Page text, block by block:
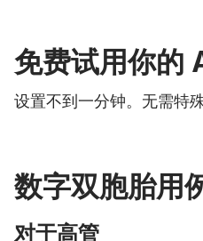
免费试用你的
设置不到一分钟。无需特殊
数字双胞胎用
对于高管